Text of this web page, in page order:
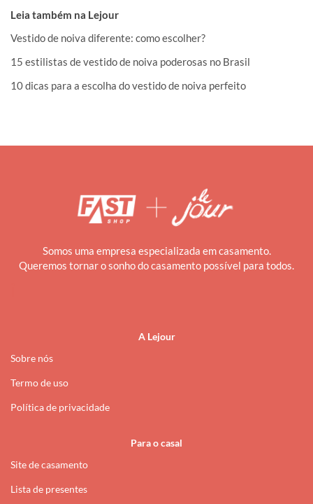
Leia também na Lejour
Vestido de noiva diferente: como escolher?
15 estilistas de vestido de noiva poderosas no Brasil
10 dicas para a escolha do vestido de noiva perfeito
Somos uma empresa especializada em casamento.
Queremos tornar o sonho do casamento possível para todos.
A Lejour
Sobre nós
Termo de uso
Política de privacidade
Para o casal
Site de casamento
Lista de presentes